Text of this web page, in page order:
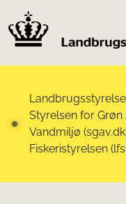
Styrelsen for
Vandmiljø
Fiskeristyrelsen